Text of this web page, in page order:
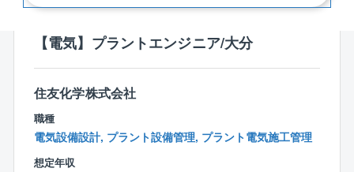
【電気】プラントエンジニア/大分
住友化学株式会社
職種
電気設備設計, プラント設備管理, プラント電気施工管理
想定年収